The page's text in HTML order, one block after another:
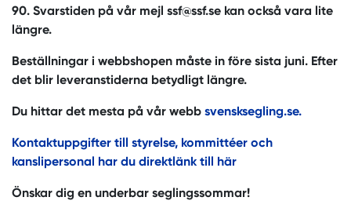
90. Svarstiden på vår mejl ssf@ssf.se kan också vara lite
längre.
Beställningar i webbshopen måste in före sista juni. Efter
det blir leveranstiderna betydligt längre.
Du hittar det mesta på vår webb svensksegling.se.
Kontaktuppgifter till styrelse, kommittéer och
kanslipersonal har du direktlänk till här
Önskar dig en underbar seglingssommar!